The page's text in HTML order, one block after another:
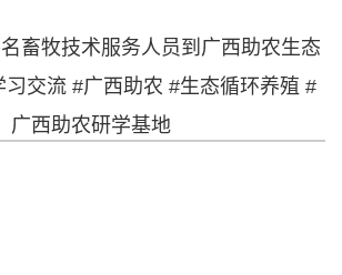
名畜牧技术服务人员到广西助农生态
交流 #广西助农 #生态循环养殖 #
广西助农研学基地